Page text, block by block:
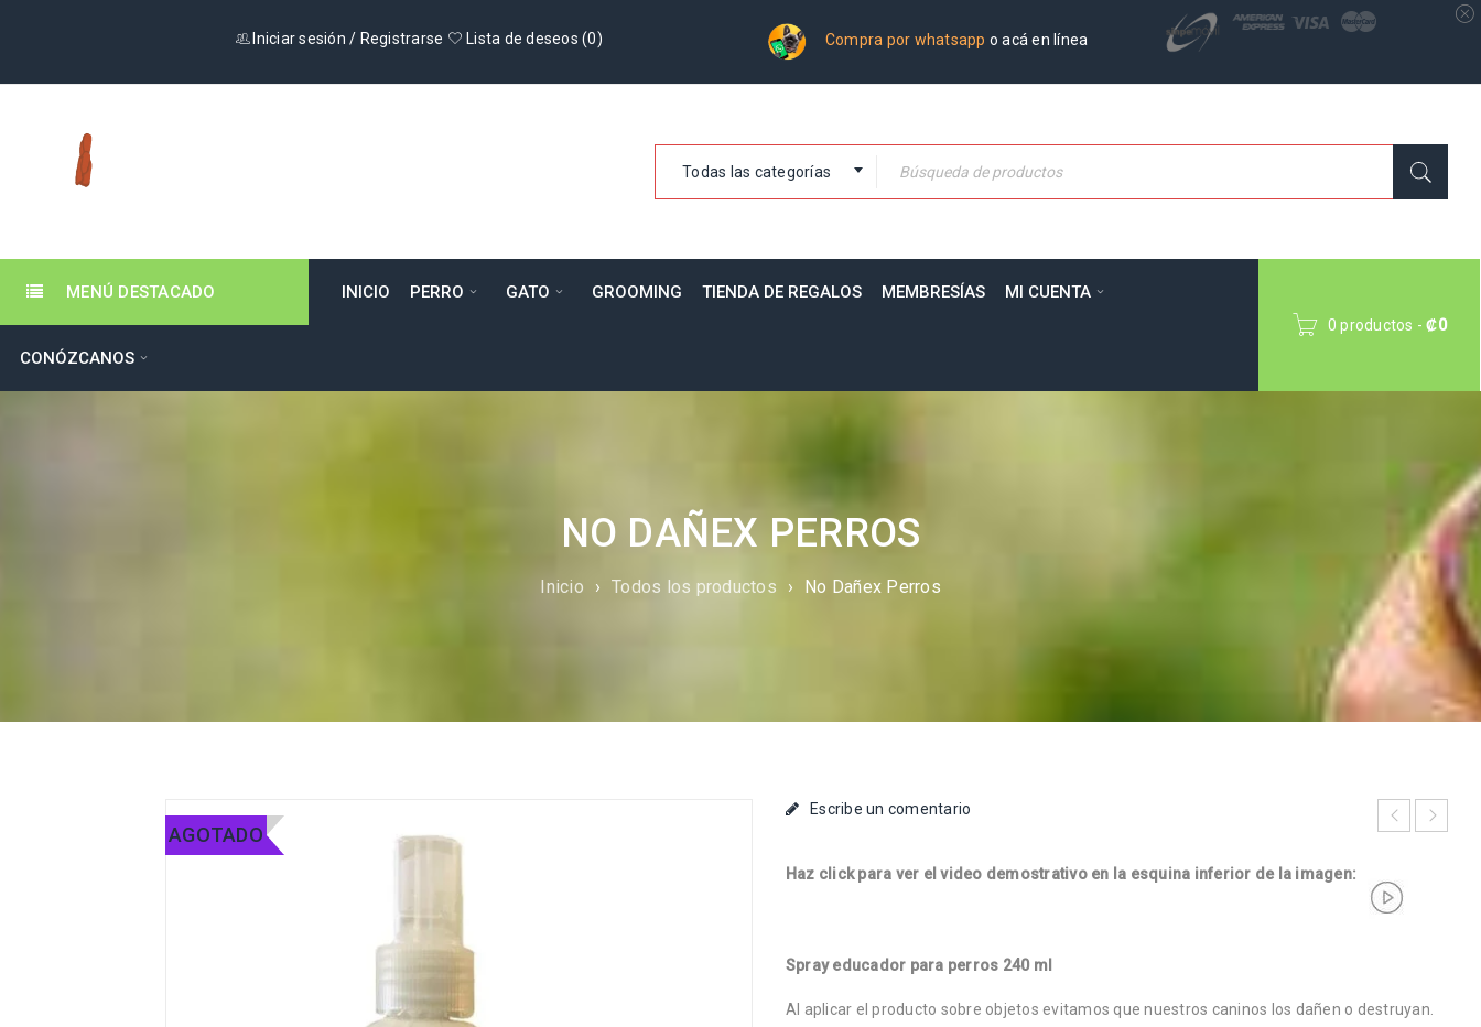
Compra por whatsapp o acá en línea
Iniciar sesión / Registrarse Lista de deseos (0)
Todas las categorías
MENÚ DESTACADO INICIO PERRO GATO GROOMING TIENDA DE REGALOS MEMBRESÍAS MI CUENTA
CONÓZCANOS
0 productos - ₡0
NO DAÑEX PERROS
Inicio › Todos los productos › No Dañex Perros
AGOTADO
Escribe un comentario
Haz click para ver el video demostrativo en la esquina inferior de la imagen:
Spray educador para perros 240 ml
Al aplicar el producto sobre objetos evitamos que nuestros caninos los dañen o destruyan.